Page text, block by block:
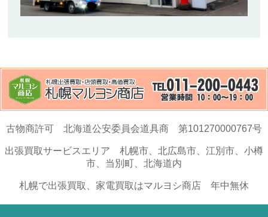
古物商許可 北海道公安委員会道具商 第101270000767号
出張買取サービスエリア 札幌市、北広島市、江別市、小樽
市、当別町、北海道内
札幌で出張買取、家電買取はマルヨシ商店 年中無休